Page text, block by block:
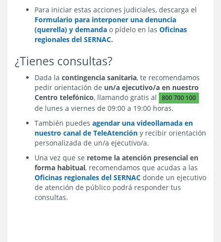
Para iniciar estas acciones judiciales, descarga el
Formulario para interponer una denuncia
(querella) y demanda o pídelo en las Oficinas
regionales del SERNAC.
¿Tienes consultas?
Dada la contingencia sanitaria, te recomendamos
pedir orientación de un/a ejecutivo/a en nuestro
Centro telefónico, llamando gratis al 800 700 100
de lunes a viernes de 09:00 a 19:00 horas.
También puedes agendar una videollamada en
nuestro canal de TeleAtención y recibir orientación
personalizada de un/a ejecutivo/a.
Una vez que se retome la atención presencial en
forma habitual, recomendamos que acudas a las
Oficinas regionales del SERNAC donde un ejecutivo
de atención de público podrá responder tus
consultas.